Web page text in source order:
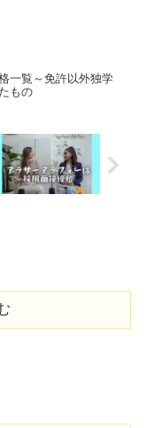
一覧～免許以外独学
もの